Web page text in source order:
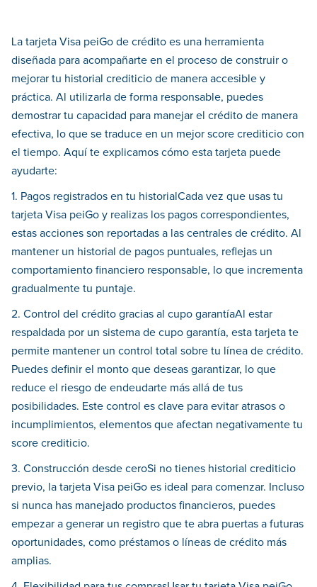
La tarjeta Visa peiGo de crédito es una herramienta
diseñada para acompañarte en el proceso de construir o
mejorar tu historial crediticio de manera accesible y
práctica. Al utilizarla de forma responsable, puedes
demostrar tu capacidad para manejar el crédito de manera
efectiva, lo que se traduce en un mejor score crediticio con
el tiempo. Aquí te explicamos cómo esta tarjeta puede
ayudarte:
1. Pagos registrados en tu historialCada vez que usas tu
tarjeta Visa peiGo y realizas los pagos correspondientes,
estas acciones son reportadas a las centrales de crédito. Al
mantener un historial de pagos puntuales, reflejas un
comportamiento financiero responsable, lo que incrementa
gradualmente tu puntaje.
2. Control del crédito gracias al cupo garantíaAl estar
respaldada por un sistema de cupo garantía, esta tarjeta te
permite mantener un control total sobre tu línea de crédito.
Puedes definir el monto que deseas garantizar, lo que
reduce el riesgo de endeudarte más allá de tus
posibilidades. Este control es clave para evitar atrasos o
incumplimientos, elementos que afectan negativamente tu
score crediticio.
3. Construcción desde ceroSi no tienes historial crediticio
previo, la tarjeta Visa peiGo es ideal para comenzar. Incluso
si nunca has manejado productos financieros, puedes
empezar a generar un registro que te abra puertas a futuras
oportunidades, como préstamos o líneas de crédito más
amplias.